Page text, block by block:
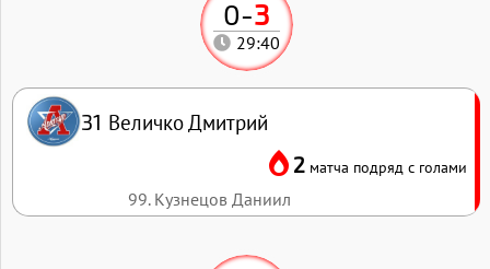
0-3
29:40
31 Величко Дмитрий
2 матча подряд с голами
99. Кузнецов Даниил